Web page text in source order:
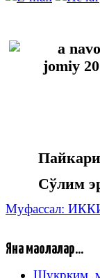
Сўлим
Муфассал:
Яна мақолалар...